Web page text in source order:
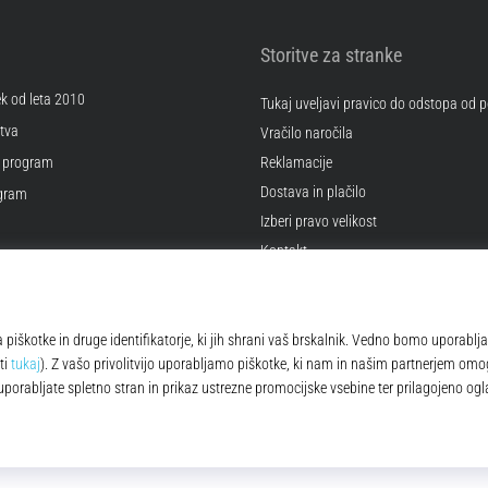
od leta 2010
Storitve za stranke
Tukaj uveljavi pravico do odstopa od
Vračilo naročila
Reklamacije
Dostava in plačilo
Izberi pravo velikost
Kontakt